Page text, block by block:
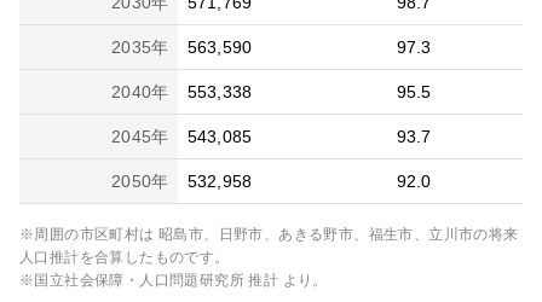
2035年 563,590 97.3
2040年 553,338 95.5
2045年 543,085 93.7
2050年 532,958 92.0
※周囲の市区町村は 昭島市、日野市、あきる野市、福生市、立川市の将来
人口推計を合算したものです。
※国立社会保障・人口問題研究所 推計 より。